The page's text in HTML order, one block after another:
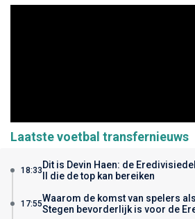
Laatste voetbal transfernieuws
18:33 Dit is Devin Haen: de
II die de top kan bereiken
17:55Waarom de komst van spelers
Stegen bevorderlijk is voor de